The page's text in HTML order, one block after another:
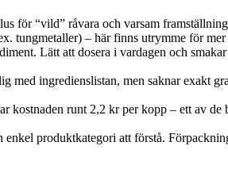
för “vild” råvara och varsam
tungmetaller) – här finns utrymme för mer
Lätt att dosera i vardagen och
ingredienslistan, men saknar exakt
runt 2,2 kr per kopp – ett av
produktkategori att förstå.